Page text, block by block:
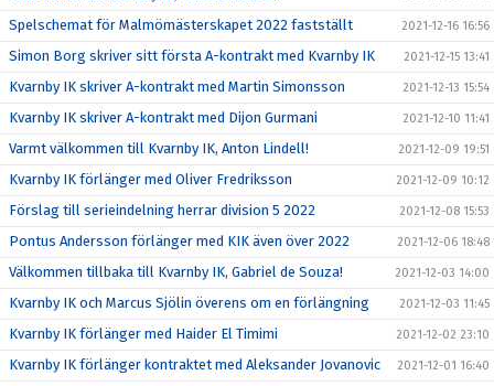
Spelschemat för Malmömästerskapet 2022 fastställt 2021-12-16 16:56
Simon Borg skriver sitt första A-kontrakt med Kvarnby IK 2021-12-15 13:41
Kvarnby IK skriver A-kontrakt med Martin Simonsson 2021-12-13 15:54
Kvarnby IK skriver A-kontrakt med Dijon Gurmani 2021-12-10 11:41
Varmt välkommen till Kvarnby IK, Anton Lindell! 2021-12-09 19:51
Kvarnby IK förlänger med Oliver Fredriksson 2021-12-09 10:12
Förslag till serieindelning herrar division 5 2022 2021-12-08 15:53
Pontus Andersson förlänger med KIK även över 2022 2021-12-06 18:48
Välkommen tillbaka till Kvarnby IK, Gabriel de Souza! 2021-12-03 14:00
Kvarnby IK och Marcus Sjölin överens om en förlängning 2021-12-03 11:45
Kvarnby IK förlänger med Haider El Timimi 2021-12-02 23:10
Kvarnby IK förlänger kontraktet med Aleksander Jovanovic 2021-12-01 16:40